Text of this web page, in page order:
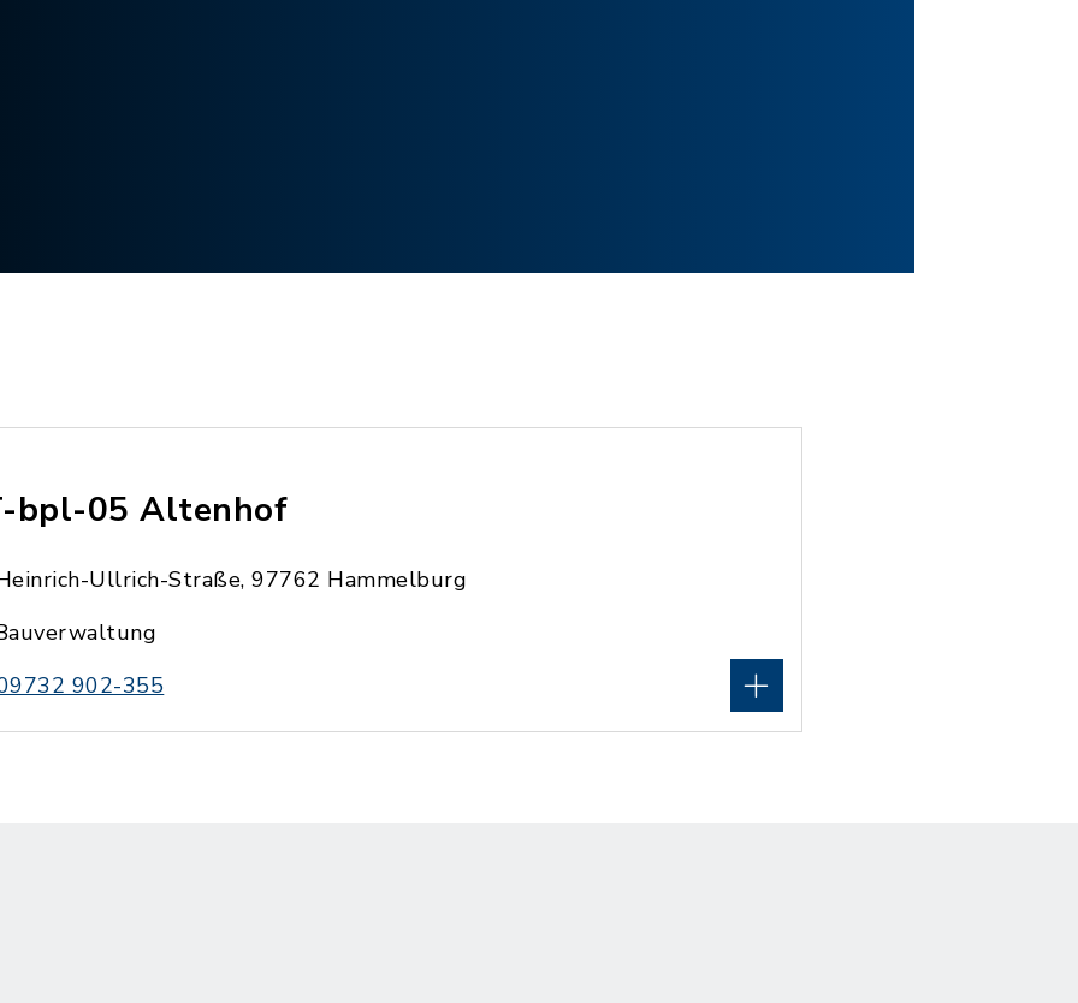
bpl-05 Altenhof
Ullrich-Straße, 97762 Hammelburg
902-355